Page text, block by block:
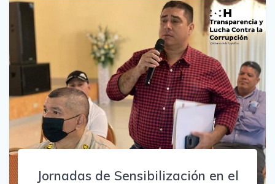
Jornadas de Sensibilización en el